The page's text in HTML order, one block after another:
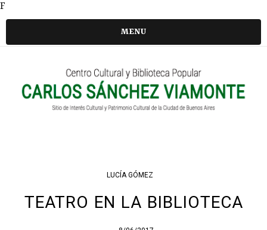
F
MENU
LUCÍA GÓMEZ
TEATRO EN LA BIBLIOTECA